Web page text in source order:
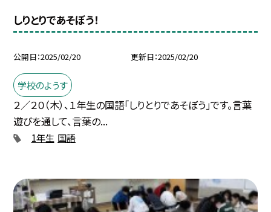
しりとりであそぼう！
公開日 2025/02/20 更新日 2025/02/20
学校のようす
２／２０（木）、１年生の国語「しりとりであそぼう」です。言葉
遊びを通して、言葉の...
1年生 国語